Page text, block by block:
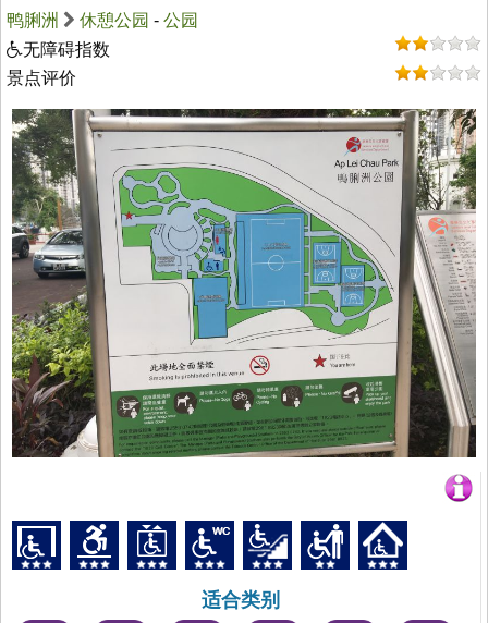
鸭脷洲 休憩公园 - 公园
无障碍指数
景点评价
适合类别